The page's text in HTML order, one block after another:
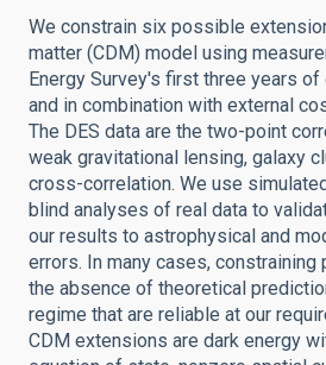
We constrain six possible
matter (CDM) model using
Energy Survey's first three years
and in combination with external
The DES data are the two-point
weak gravitational lensing, galaxy
cross-correlation. We use
blind analyses of real data to
our results to astrophysical and
errors. In many cases,
the absence of theoretical
regime that are reliable at our
CDM extensions are dark energy